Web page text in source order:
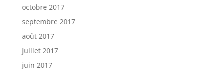
octobre 2017
septembre 2017
août 2017
juillet 2017
juin 2017